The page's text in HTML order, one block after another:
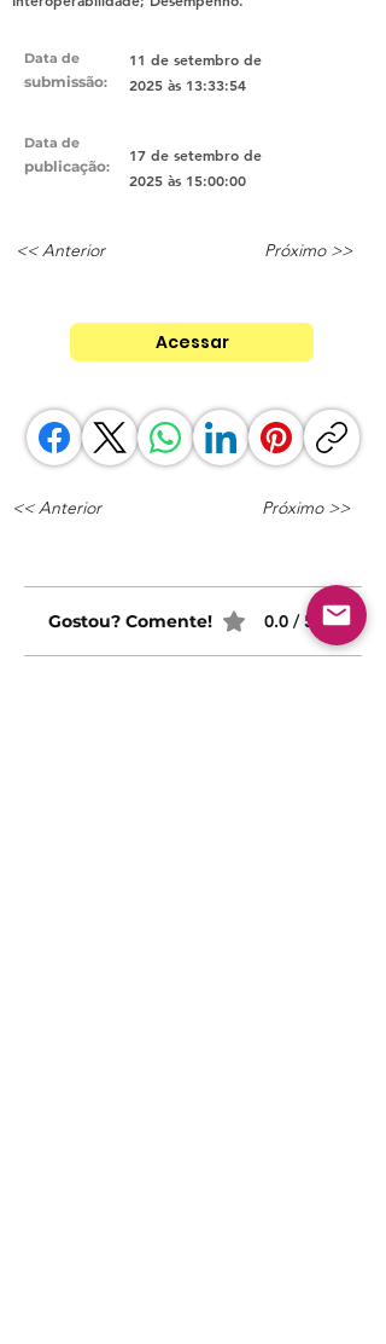
Data de
submissão:
11 de setembro de
2025 às 13:33:54
Data de
publicação:
17 de setembro de
2025 às 15:00:00
<< Anterior Próximo >>
Acessar
<< Anterior Próximo >>
Gostou? Comente! 0.0 / 5 (0)